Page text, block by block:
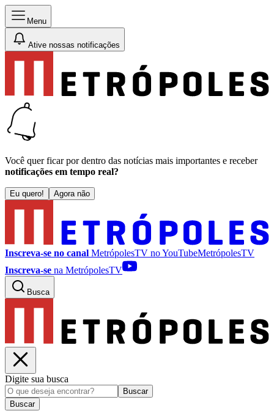
Menu
Ative nossas notificações
Você quer ficar por dentro das notícias mais importantes e receber
notificações em tempo real?
Eu quero! Agora não
Inscreva-se no canal MetrópolesTV noYouTubeMetrópolesTV
Inscreva-se na MetrópolesTV
Busca
Digite sua busca
Buscar
Buscar